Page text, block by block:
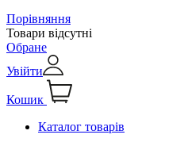
Порівняння
Товари відсутні
Обране
Увійти
Кошик
Каталог товарів